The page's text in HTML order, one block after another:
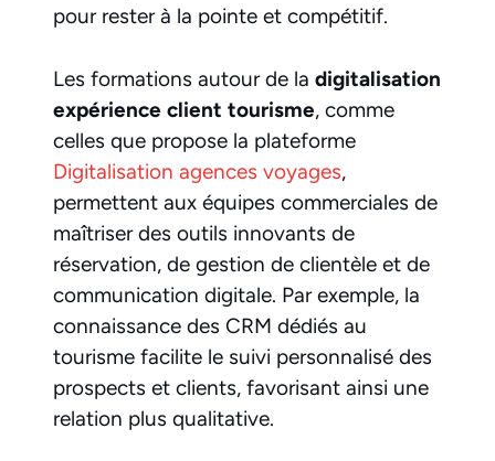
pour rester à la pointe et compétitif.
Les formations autour de la digitalisation
expérience client tourisme, comme
celles que propose la plateforme
Digitalisation agences voyages,
permettent aux équipes commerciales de
maîtriser des outils innovants de
réservation, de gestion de clientèle et de
communication digitale. Par exemple, la
connaissance des CRM dédiés au
tourisme facilite le suivi personnalisé des
prospects et clients, favorisant ainsi une
relation plus qualitative.